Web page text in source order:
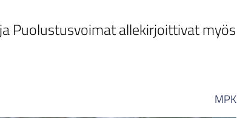
Puolustusvoimat allekirjoittivat myös
MPK